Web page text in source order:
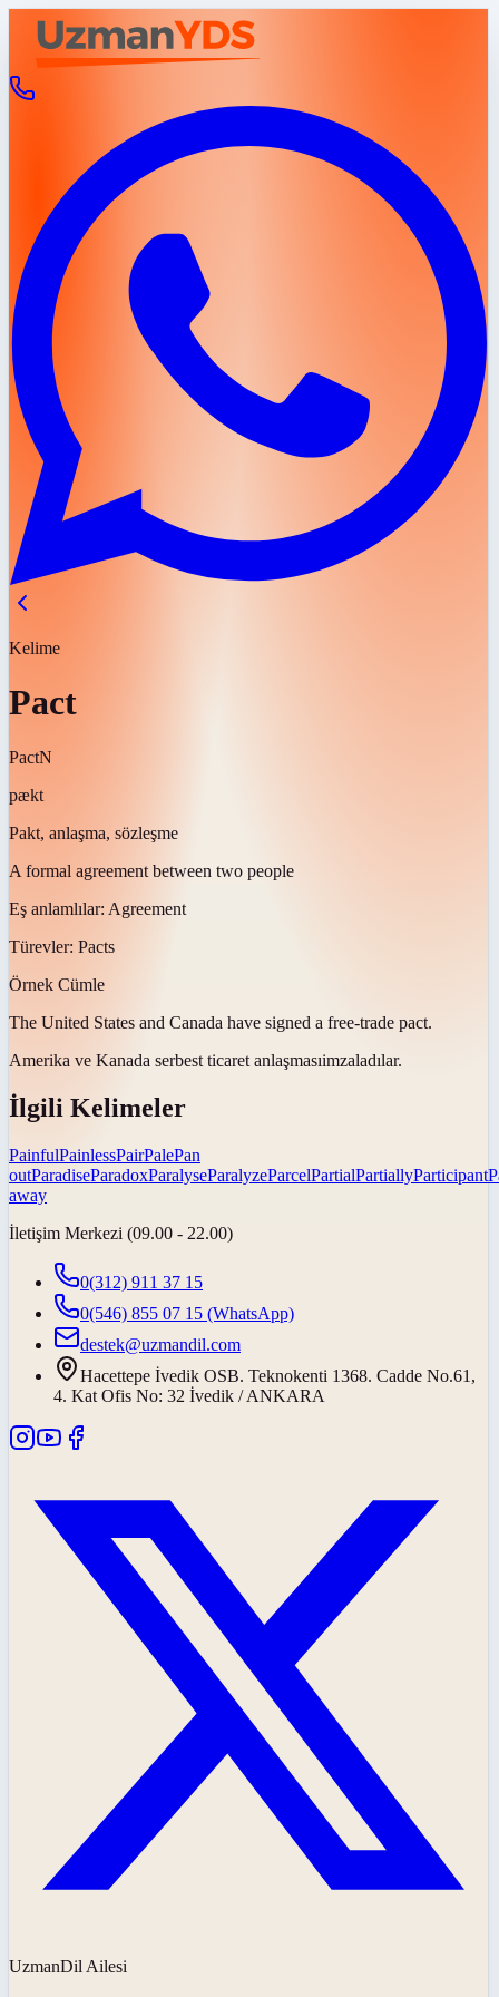
Kelime
Pact
PactN
pækt
Pakt, anlaşma, sözleşme
A formal agreement between two people
Eş anlamlılar: Agreement
Türevler: Pacts
Örnek Cümle
The United States and Canada have signed a free-trade pact.
Amerika ve Kanada serbest ticaret anlaşmasıimzaladılar.
İlgili Kelimeler
PainfulPainlessPairPalePan
outParadiseParadoxParalyseParalyzeParcelPartialPartiallyParticipant
away
İletişim Merkezi (09.00 - 22.00)
0(312) 911 37 15
0(546) 855 07 15 (WhatsApp)
destek@uzmandil.com
Hacettepe İvedik OSB. Teknokenti 1368. Cadde No.61,
4. Kat Ofis No: 32 İvedik / ANKARA
UzmanDil Ailesi